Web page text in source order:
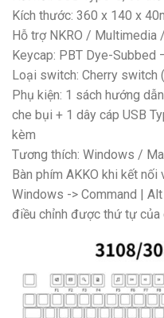
Kích thước: 360 x 140 x
Hỗ trợ NKRO /
Keycap: PBT Dye-Subbed
Loại switch: Cherry switch
Phụ kiện: 1 sách hướng
che bụi + 1 dây cáp USB
kèm
Tương thích: Windows /
Bàn phím AKKO khi kết nối
Windows -> Command |
điều chỉnh được thứ tự của